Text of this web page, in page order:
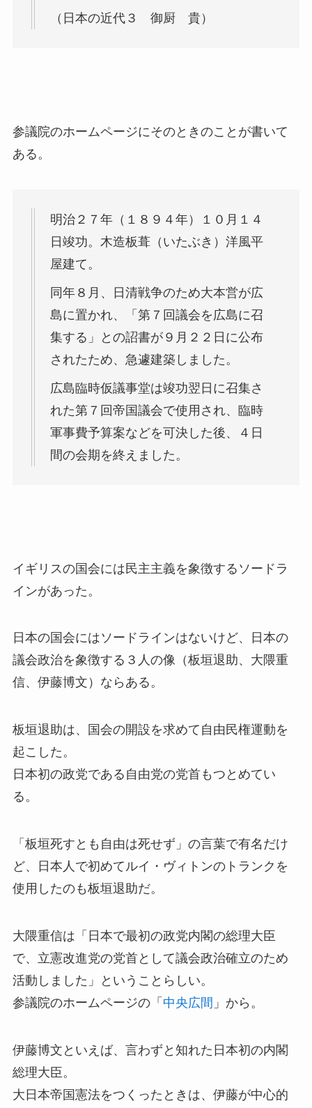
（日本の近代３ 御厨 貴）
参議院のホームページにそのときのことが書いて
ある。
明治２７年（１８９４年）１０月１４
日竣功。木造板葺（いたぶき）洋風平
屋建て。
同年８月、日清戦争のため大本営が広
島に置かれ、「第７回議会を広島に召
集する」との詔書が９月２２日に公布
されたため、急遽建築しました。
広島臨時仮議事堂は竣功翌日に召集さ
れた第７回帝国議会で使用され、臨時
軍事費予算案などを可決した後、４日
間の会期を終えました。
イギリスの国会には民主主義を象徴するソードラ
インがあった。
日本の国会にはソードラインはないけど、日本の
議会政治を象徴する３人の像（板垣退助、大隈重
信、伊藤博文）ならある。
板垣退助は、国会の開設を求めて自由民権運動を
起こした。
日本初の政党である自由党の党首もつとめてい
る。
「板垣死すとも自由は死せず」の言葉で有名だけ
ど、日本人で初めてルイ・ヴィトンのトランクを
使用したのも板垣退助だ。
大隈重信は「日本で最初の政党内閣の総理大臣
で、立憲改進党の党首として議会政治確立のため
活動しました」ということらしい。
参議院のホームページの「 中央広間 」から。
伊藤博文といえば、言わずと知れた日本初の内閣
総理大臣。
大日本帝国憲法をつくったときは、伊藤が中心的